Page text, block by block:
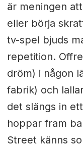
är meningen
eller börja
tv-spel bjuds
repetition.
dröm) i någon
fabrik) och
det slängs in
hoppar fram
Street känns